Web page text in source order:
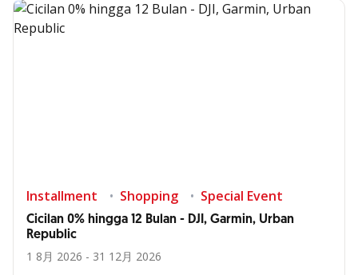
Installment Shopping Special Event
Cicilan 0% hingga 12 Bulan - DJI, Garmin, Urban
Republic
1 8月 2026 - 31 12月 2026